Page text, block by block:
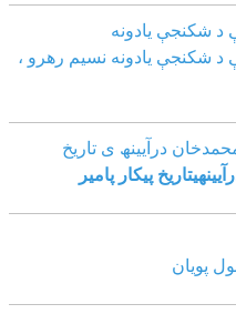
د شکنجې یادونه
د شکنجې یادونه نسیم رهرو ،
درآیینھ ی تاریخ
یتاریخ پیکار پامیر
پویان